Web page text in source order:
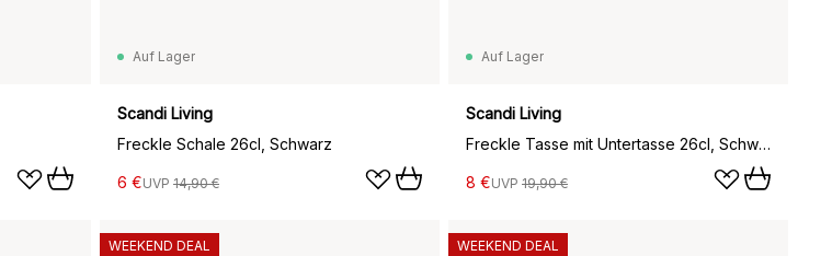
Auf Lager
Scandi Living
Freckle Schale 26cl, Schwarz
6 €UVP 14,90 €
Auf Lager
Scandi Living
Freckle Tasse mit Untertasse 26cl, Schwarz
8 €UVP 19,90 €
WEEKEND DEAL
WEEKEND DEAL